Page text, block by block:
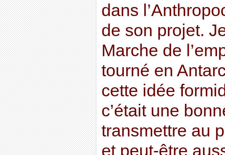
dans
de son projet.
Marche de
tourné en
cette idée
c’était une
transmettre au
et peut-être